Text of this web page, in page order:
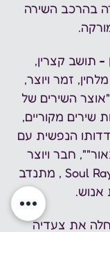
בהרכב השירה
- תושב קצרין,
זמר ויוצר,
אוצר השירים של
שירים מקוריים,
הנפשית עם
חבר ויוצר
בהרכב המוזיקלי Soul Rays , מתנדב
את צעדיה